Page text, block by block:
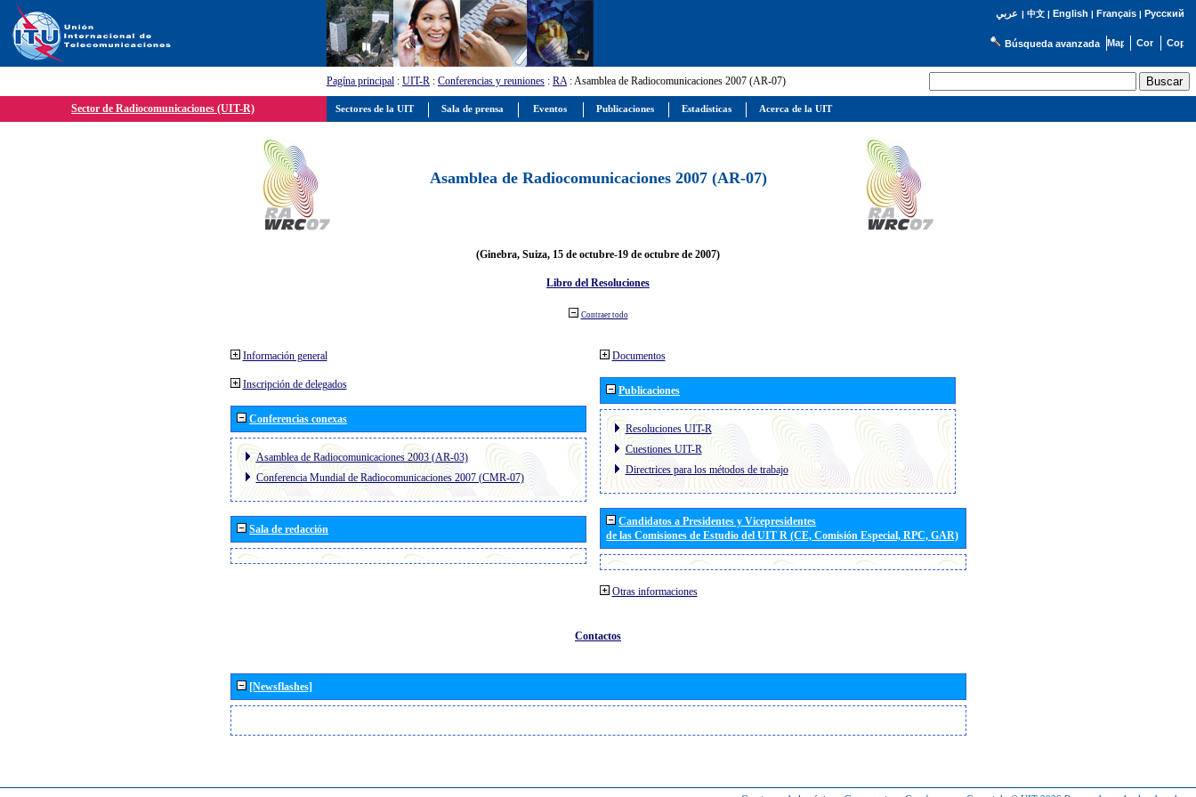
عربي | 中文| English | Français| Русский
Búsqueda avanzada
Pagína principal : UIT-R : Conferencias y reuniones : RA: Asamblea de Radiocomunicaciones 2007 (AR-07)
Sector de Radiocomunicaciones (UIT-R)
Asamblea de Radiocomunicaciones 2007 (AR-07)
(Ginebra, Suiza, 15 de octubre-19 de octubre de 2007)
Libro del Resoluciones
Contraer todo
Información general
Inscripción de delegados
Conferencias conexas
Asamblea de Radiocomunicaciones 2003 (AR-03)
Conferencia Mundial de Radiocomunicaciones 2007 (CMR-07)
Sala de redacción
Documentos
Publicaciones
Resoluciones UIT-R
Cuestiones UIT-R
Directrices para los métodos de trabajo
Candidatos a Presidentes y Vicepresidentes
de las Comisiones de Estudio del UIT R (CE, Comisión Especial, RPC, GAR)
Otras informaciones
Contactos
[Newsflashes]
Sectores de la UIT Sala de prensa Eventos Publicaciones Estadísticas Acerca de la UIT